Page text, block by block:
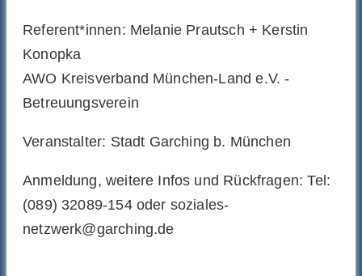
Referent*innen: Melanie Prautsch + Kerstin
Konopka
AWO Kreisverband München-Land e.V. -
Betreuungsverein
Veranstalter: Stadt Garching b. München
Anmeldung, weitere Infos und Rückfragen: Tel:
(089) 32089-154 oder soziales-
netzwerk@garching.de